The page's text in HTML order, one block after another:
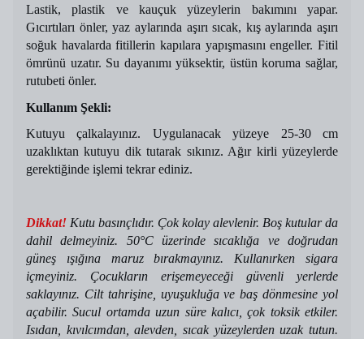
Lastik, plastik ve kauçuk yüzeylerin bakımını yapar.
Gıcırtıları önler, yaz aylarında aşırı sıcak, kış aylarında aşırı
soğuk havalarda fitillerin kapılara yapışmasını engeller. Fitil
ömrünü uzatır. Su dayanımı yüksektir, üstün koruma sağlar,
rutubeti önler.
Kullanım Şekli:
Kutuyu çalkalayınız. Uygulanacak yüzeye 25-30 cm
uzaklıktan kutuyu dik tutarak sıkınız. Ağır kirli yüzeylerde
gerektiğinde işlemi tekrar ediniz.
Dikkat! Kutu basınçlıdır. Çok kolay alevlenir. Boş kutular da
dahil delmeyiniz. 50°C üzerinde sıcaklığa ve doğrudan
güneş ışığına maruz bırakmayınız. Kullanırken sigara
içmeyiniz. Çocukların erişemeyeceği güvenli yerlerde
saklayınız. Cilt tahrişine, uyuşukluğa ve baş dönmesine yol
açabilir. Sucul ortamda uzun süre kalıcı, çok toksik etkiler.
Isıdan, kıvılcımdan, alevden, sıcak yüzeylerden uzak tutun.